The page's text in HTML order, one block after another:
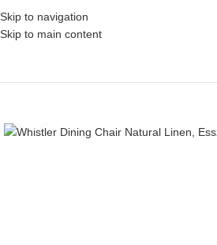
Skip to navigation
Skip to main content